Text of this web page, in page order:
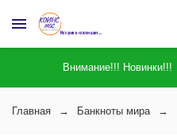
Внимание!!! Новинки!!!
Главная Банкноты мира